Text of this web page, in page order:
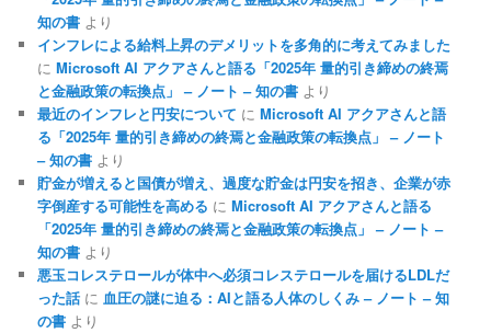
知の書 より
インフレによる給料上昇のデメリットを多角的に考えてみました
にMicrosoft AI アクアさんと語る「2025年 量的引き締めの終焉
と金融政策の転換点」 – ノート – 知の書 より
最近のインフレと円安について にMicrosoft AI アクアさんと語
る「2025年 量的引き締めの終焉と金融政策の転換点」 – ノート
– 知の書 より
貯金が増えると国債が増え、過度な貯金は円安を招き、企業が赤
字倒産する可能性を高める にMicrosoft AI アクアさんと語る
「2025年 量的引き締めの終焉と金融政策の転換点」 – ノート –
知の書 より
悪玉コレステロールが体中へ必須コレステロールを届けるLDLだ
った話 に血圧の謎に迫る：AIと語る人体のしくみ – ノート – 知
の書 より